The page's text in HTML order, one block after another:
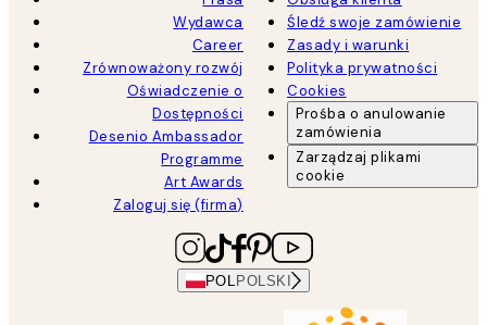
Wydawca
Career
Zrównoważony rozwój
Oświadczenie o
Dostępności
Desenio Ambassador
Programme
Art Awards
Zaloguj się (firma)
Śledź swoje zamówienie
Zasady i warunki
Polityka prywatności
Cookies
Prośba o anulowanie
zamówienia
Zarządzaj plikami
cookie
POL POLSKI